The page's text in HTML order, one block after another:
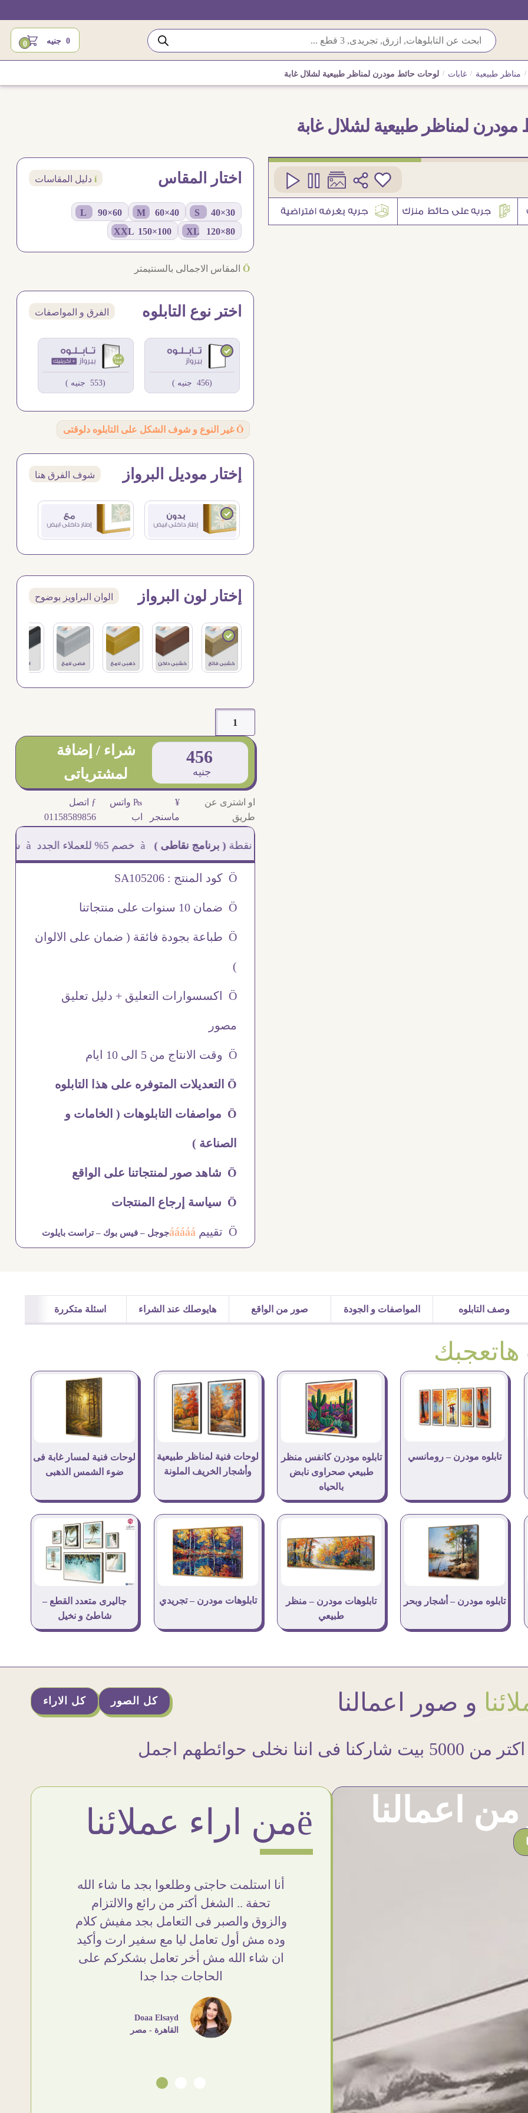
0 جنيه 0
/ مناظر طبيعية / غابات / لوحات حائط مودرن لمناظر طبيعية لشلال غابة
لمناظر طبيعية لشلال غابة
اختار المقاس í دليل المقاسات
30×40 S
40×60 M
60×90 L
80×120 XL
100×150 XXL
Öالمقاس الاجمالى بالسنتيمتر
اختر نوع التابلوه الفرق و المواصفات
(456 جنيه ) (553 جنيه )
Ö غير النوع و شوف الشكل على التابلوه دلوقتى
إختار موديل البرواز شوف الفرق هنا
إختار لون البرواز الوان البراويز بوضوح
456
جنيه
شراء / إضافة
لمشترياتى
او اشترى عن
طريق
¥
ماسنجر
₧ واتس
اب
ƒ اتصل
01158589856
( برنامج نقاطى ) à خصم 5% للعملاء الجدد à شحن مجانى عند الشراء ب 4000 جنيه à
Ö كود المنتج : SA105206
Ö ضمان 10 سنوات على منتجاتنا
Ö طباعة بجودة فائقة ( ضمان على الالوان
)
Ö اكسسوارات التعليق + دليل تعليق
مصور
Ö وقت الانتاج من 5 الى 10 ايام
Ö التعديلات المتوفره على هذا التابلوه
Ö مواصفات التابلوهات ( الخامات و
الصناعة )
Ö شاهد صور لمنتجاتنا على الواقع
Ö سياسة إرجاع المنتجات
Ö تقييم áááááجوجل – فيس بوك –تراست بايلوت
وصف التابلوه المواصفات و الجودة صور من الواقع هايوصلك عند الشراء اسئلة متكررة
هاتعجبك
تابلوه مودرن – رومانسي
تابلوه مودرن كانفس منظر
طبيعي صحراوى نابض
بالحياه
لوحات فنية لمناظر طبيعية
وأشجار الخريف الملونة
لوحات فنية لمسار غابة فى
ضوء الشمس الذهبى
تابلوه مودرن – أشجار وبحر
تابلوهات مودرن – منظر
طبيعي
تابلوهات مودرن – تجريدي
جاليرى متعدد القطع –
شاطئ و نخيل
و صور اعمالنا كل الاراء كل الصور
اكتر من 5000 بيت شاركنا فى اننا نخلى حوائطهم اجمل
اعمالنا ëمن اراء عملائنا
وبمنتهي الأمانه مكسب كبير لاي حد
بورسعيد - مصر
أنا استلمت حاجتى وطلعوا بجد ما شاء الله
تحفة .. الشغل أكتر من رائع والالتزام
والزوق والصبر فى التعامل بجد مفيش كلام
وده مش أول تعامل ليا مع سفير ارت وأكيد
ان شاء الله مش أخر تعامل بشكركم على
الحاجات جدا جدا
Doaa Elsayd
القاهرة - مصر